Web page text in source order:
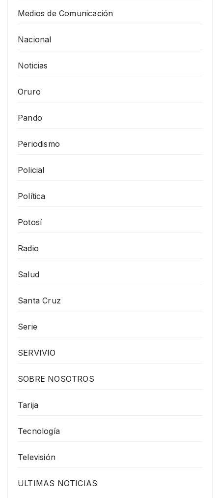
Medios de Comunicación
Nacional
Noticias
Oruro
Pando
Periodismo
Policial
Política
Potosí
Radio
Salud
Santa Cruz
Serie
SERVIVIO
SOBRE NOSOTROS
Tarija
Tecnología
Televisión
ULTIMAS NOTICIAS